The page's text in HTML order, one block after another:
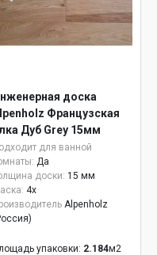
доска
Французская
Дуб Grey 15мм
для ванной
Да
доски: 15 мм
4x
Alpenholz
упаковки: 2.184м2